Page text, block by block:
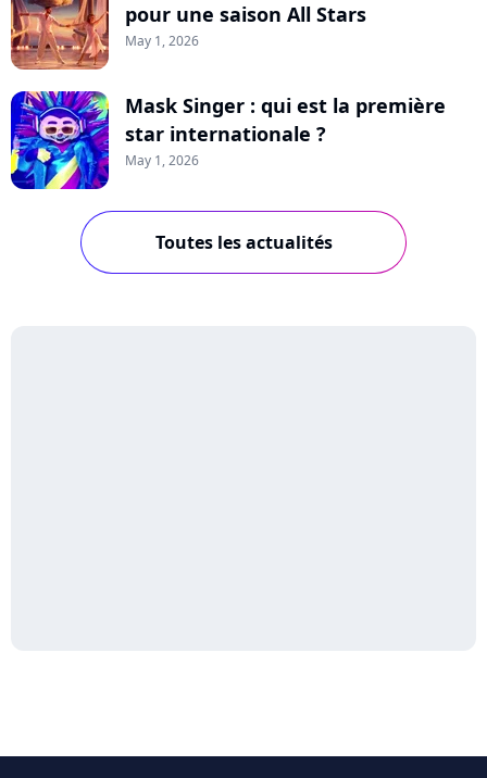
pour une saison All Stars
May 1, 2026
Mask Singer : qui est la première
star internationale ?
May 1, 2026
Toutes les actualités